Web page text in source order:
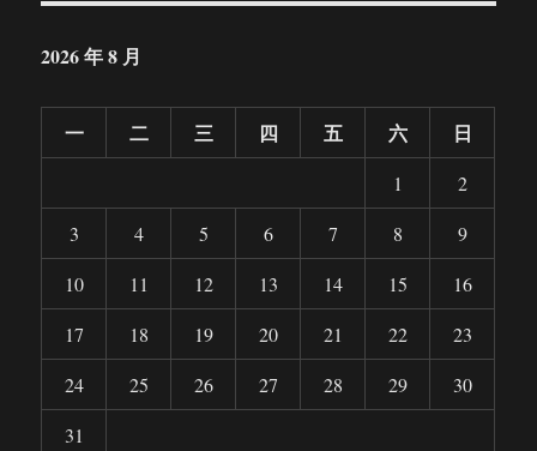
2026 年 8 月
一 二 三 四 五 六 日
1
2
3
4 5 6 7 8
9
10
11 12 13 14 15
16
17
18 19 20 21 22
23
24
25 26 27 28 29
30
31